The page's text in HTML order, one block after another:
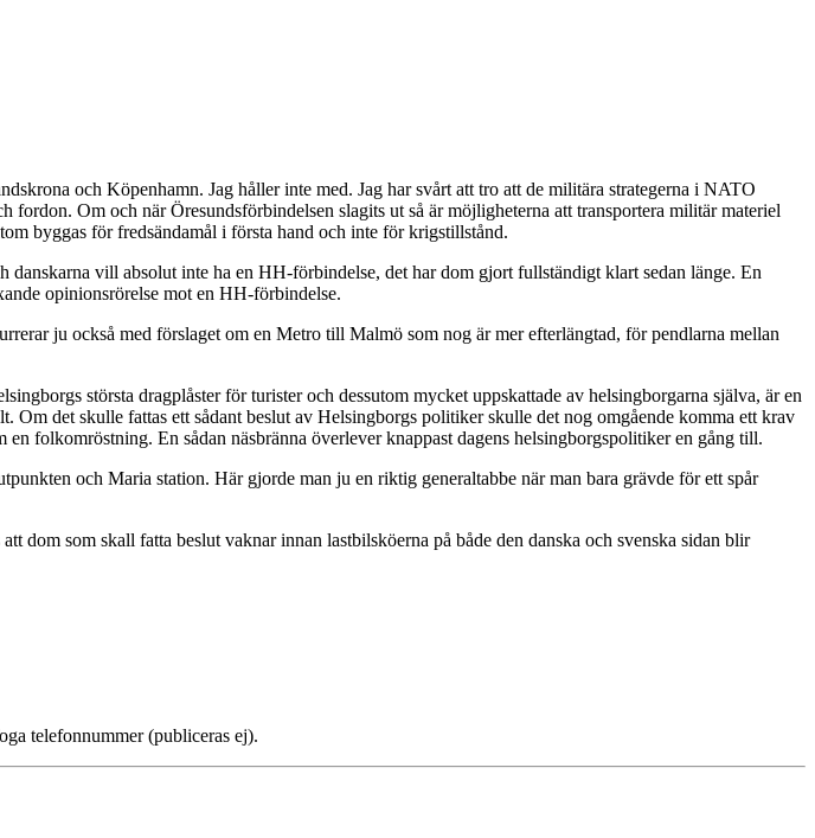
och Köpenhamn. Jag håller inte med. Jag har svårt att tro att de militära strategerna i NATO
Om och när Öresundsförbindelsen slagits ut så är möjligheterna att transportera militär materiel
byggas för fredsändamål i första hand och inte för krigstillstånd.
vill absolut inte ha en HH-förbindelse, det har dom gjort fullständigt klart sedan länge. En
opinionsrörelse mot en HH-förbindelse.
ju också med förslaget om en Metro till Malmö som nog är mer efterlängtad, för pendlarna mellan
största dragplåster för turister och dessutom mycket uppskattade av helsingborgarna själva, är en
det skulle fattas ett sådant beslut av Helsingborgs politiker skulle det nog omgående komma ett krav
folkomröstning. En sådan näsbränna överlever knappast dagens helsingborgspolitiker en gång till.
och Maria station. Här gjorde man ju en riktig generaltabbe när man bara grävde för ett spår
dom som skall fatta beslut vaknar innan lastbilsköerna på både den danska och svenska sidan blir
telefonnummer (publiceras ej).